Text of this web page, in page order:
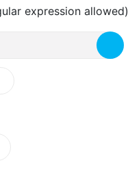
expression allowed)